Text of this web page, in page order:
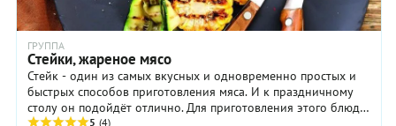
ГРУППА
Стейки, жареное мясо
Стейк - один из самых вкусных и одновременно простых и
быстрых способов приготовления мяса. И к праздничному
столу он подойдёт отлично. Для приготовления этого блюда
5 (4)